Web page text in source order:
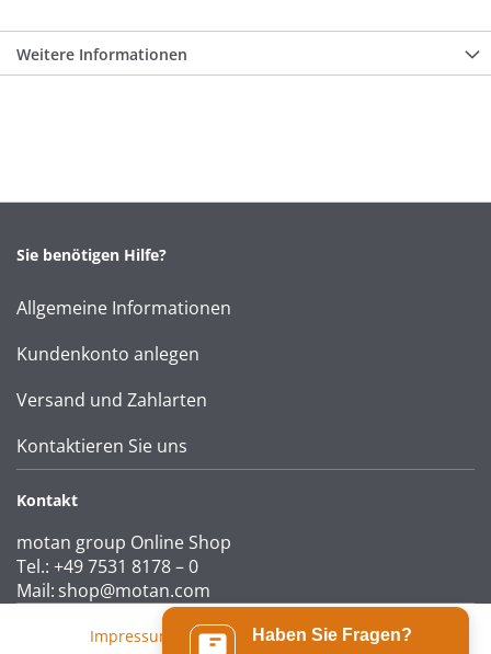
Haben Sie Fragen?
Weitere Informationen
Sie benötigen Hilfe?
Allgemeine Informationen
Kundenkonto anlegen
Versand und Zahlarten
Kontaktieren Sie uns
Kontakt
motan group Online Shop
Tel.: +49 7531 8178 – 0
Mail: shop@motan.com
Impressum |AGB| Datenschutzerklärung